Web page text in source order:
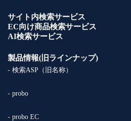
サイト内検索サービス
EC向け商品検索サービス
AI検索サービス
製品情報(旧ラインナップ)
- 検索ASP（旧名称）
- probo
- probo EC